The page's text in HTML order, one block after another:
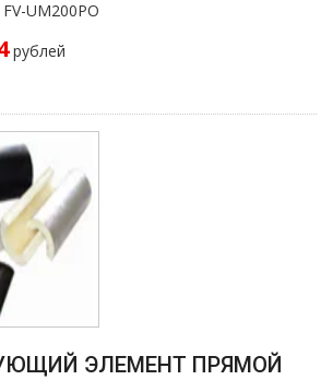
UM200PO
рублей
ЭЛЕМЕНТ ПРЯМОЙ